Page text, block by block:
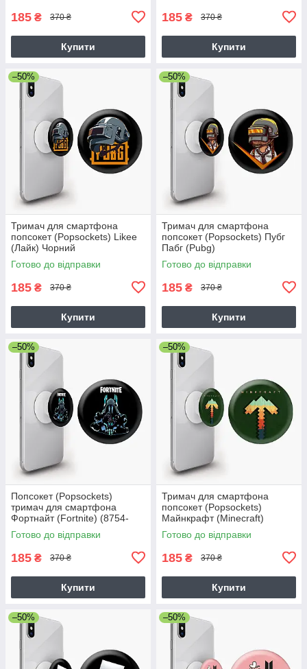
185 ₴ 370 ₴
Купити
185 ₴ 370 ₴
Купити
–50%
Тримач для смартфона
попсокет (Popsockets) Likee
(Лайк) Чорний
Готово до відправки
185 ₴ 370 ₴
Купити
–50%
Тримач для смартфона
попсокет (Popsockets) Пубг
Пабг (Pubg)
Готово до відправки
185 ₴ 370 ₴
Купити
–50%
Попсокет (Popsockets)
тримач для смартфона
Фортнайт (Fortnite) (8754-
1195)
Готово до відправки
185 ₴ 370 ₴
Купити
–50%
Тримач для смартфона
попсокет (Popsockets)
Майнкрафт (Minecraft)
Готово до відправки
185 ₴ 370 ₴
Купити
–50% –50%